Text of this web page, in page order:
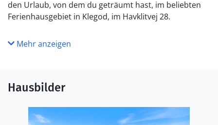
den Urlaub, von dem du geträumt hast, im beliebten
Ferienhausgebiet in Klegod, im Havklitvej 28.
Mehr anzeigen
Hausbilder